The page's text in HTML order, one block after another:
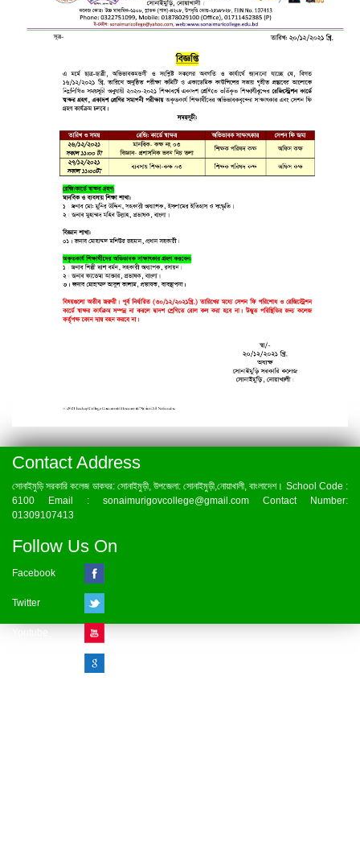
Contact Address
সোনাইমুড়ি সরকারি কলেজ ডাকঘর: সোনাইমুড়ী, উপজেলা: সোনাইমুড়ী,নোয়াখালী, বাংলাদেশ। School Code :
6100 Email : sonaimurigovcollege@gmail.com Contact Number:
01309107413
Follow Us On
Facebook
Twitter